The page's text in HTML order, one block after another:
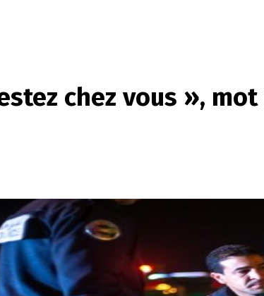
chez vous »,